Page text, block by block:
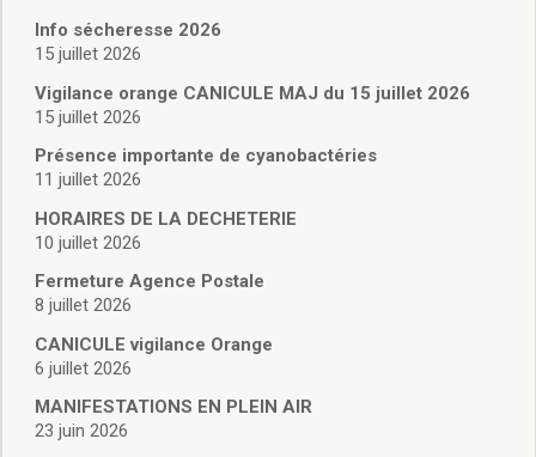
Cimetière/réglementation funéraire
Licences boissons
Inscriptions sur les listes électorales
Cadastre
Plan Local d’Urbanisme intercommunal
Actes d’état civil
Budgets
Budget de Fonctionnement
Budget d’Investissement
Règlement du conseil municipal
Délibérations 2025
Délibérations 2024
Info sécheresse 2026
15 juillet 2026
Vigilance orange CANICULE MAJ du 15 juillet 2026
15 juillet 2026
Présence importante de cyanobactéries
11 juillet 2026
HORAIRES DE LA DECHETERIE
10 juillet 2026
Fermeture Agence Postale
8 juillet 2026
CANICULE vigilance Orange
6 juillet 2026
MANIFESTATIONS EN PLEIN AIR
23 juin 2026